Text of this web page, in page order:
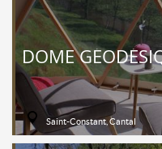
DOME
Saint-Constant, Cantal